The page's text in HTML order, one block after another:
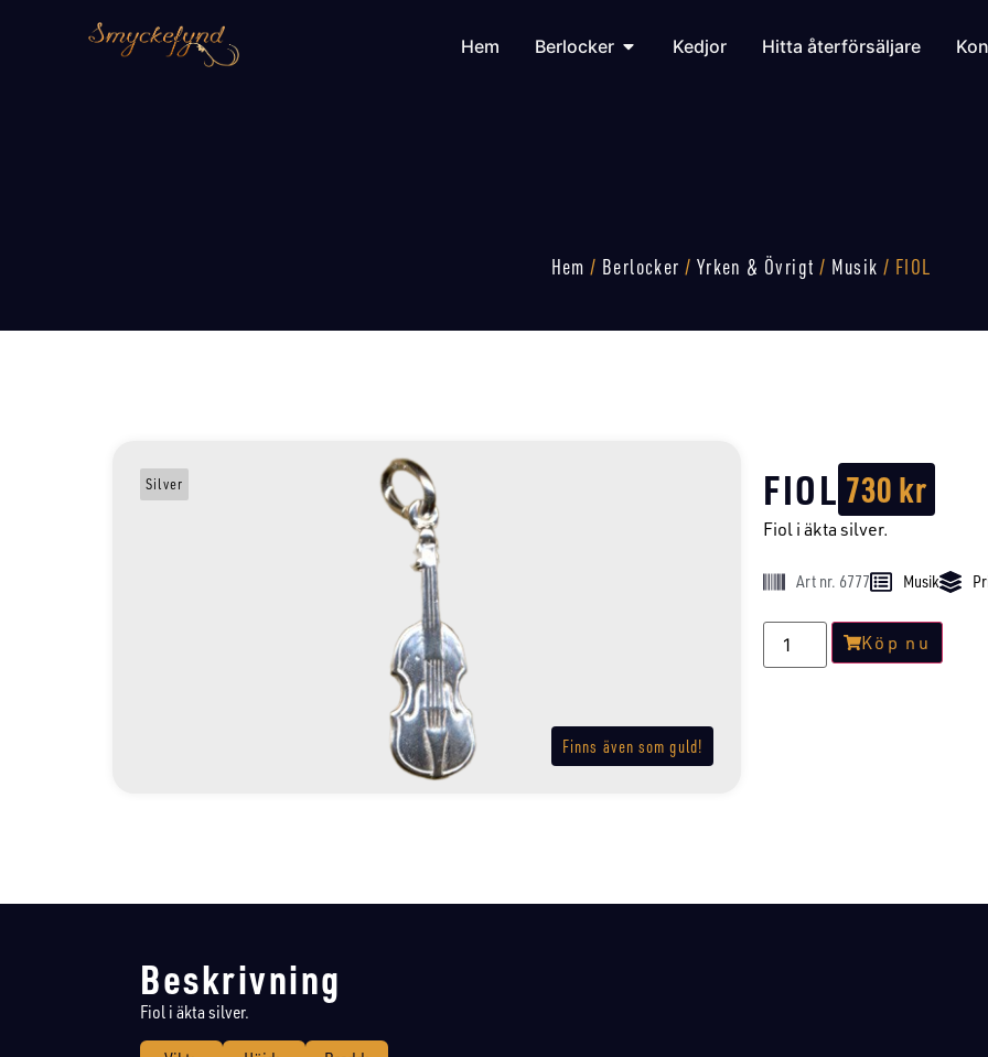
Hem Berlocker Kedjor Hitta återförsäljare
Hem / Berlocker / Yrken & Övrigt / Musik / FIOL
Finns även som guld!
Silver FIOL 730kr
Fiol i äkta silver.
Art nr. 6777 Musik
Köp nu
Beskrivning
Fiol i äkta silver.